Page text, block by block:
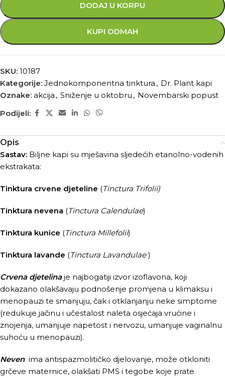
DODAJ U KORPU
KUPI ODMAH
SKU: 10187
Kategorije: Jednokomponentna tinktura , Dr. Plant kapi
Oznake: akcija , Sniženje u oktobru , Novembarski popust
Podijeli:
Opis
Sastav: Biljne kapi su mješavina sljedećih etanolno-vodenih
ekstrakata:
Tinktura crvene djeteline (Tinctura Trifolii)
Tinktura nevena (Tinctura Calendulae)
Tinktura kunice (Tinctura Millefolii)
Tinktura lavande (Tinctura Lavandulae)
Crvena djetelinaje najbogatiji izvor izoflavona, koji
dokazano olakšavaju podnošenje promjena u klimaksu i
menopauzi te smanjuju, čak i otklanjanju neke simptome
(redukuje jačinu i učestalost naleta osjećaja vrućine i
znojenja, umanjuje napetost i nervozu, umanjuje vaginalnu
suhoću u menopauzi).
Nevenima antispazmolitičko djelovanje, može otkloniti
grčeve maternice, olakšati PMS i tegobe koje prate